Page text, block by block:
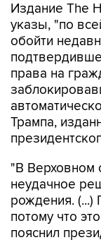
Издание The
указы, "по
обойти
права на
Трампа,
"В Верховном
неудачное
рождения.
потому что
пояснил